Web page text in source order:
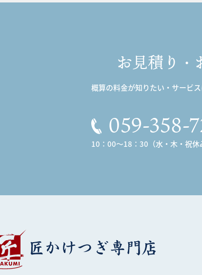
お見積り・
概算の料金が知りたい・サービ
059-358-
10：00～18：30（水・木・祝休